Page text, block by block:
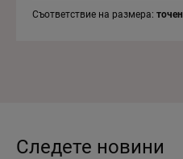
Съответствие на размера: точен
Следете новини